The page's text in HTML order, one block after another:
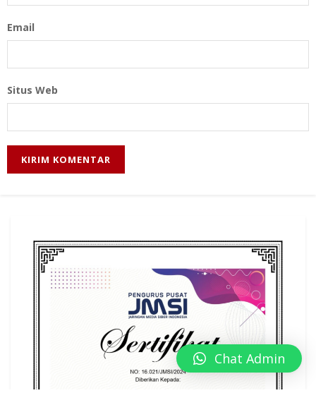
Email
Situs Web
Chat Admin